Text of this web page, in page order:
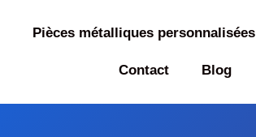
Pièces métalliques personnalisées
Contact Blog